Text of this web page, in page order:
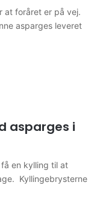
at foråret er på vej.
asparges leveret
asparges i
en kylling til at
Kyllingebrysterne